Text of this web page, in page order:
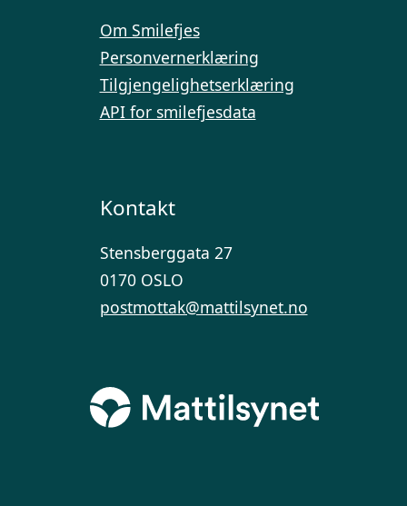
Om Smilefjes
Personvernerklæring
Tilgjengelighetserklæring
API for smilefjesdata
Kontakt
Stensberggata 27
0170 OSLO
postmottak@mattilsynet.no